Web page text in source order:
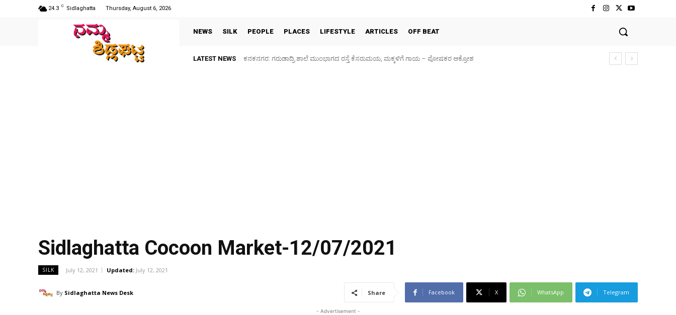
24.3 C Sidlaghatta Thursday, August 6, 2026
NEWS SILK PEOPLE PLACES LIFESTYLE ARTICLES OFF BEAT
LATEST NEWS Sidlaghatta Silk Cocoon Market-06/08/2026
Sidlaghatta Cocoon Market-12/07/2021
SILK July 12, 2021 Updated: July 12, 2021
By Sidlaghatta News Desk Share Facebook X WhatsApp Telegram
- Advertisement -